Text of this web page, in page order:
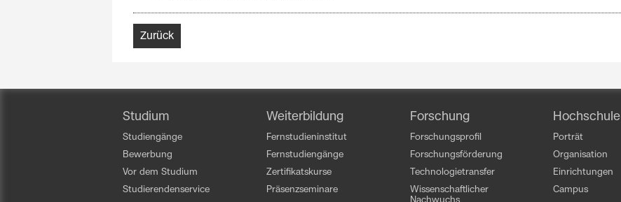
Zurück
Studium
Studiengänge
Bewerbung
Vor dem Studium
Studierendenservice
Weiterbildung
Fernstudieninstitut
Fernstudiengänge
Zertifikatskurse
Präsenzseminare
Forschung
Forschungsprofil
Forschungsförderung
Technologietransfer
Wissenschaftlicher
Nachwuchs
Hochschule
Porträt
Organisation
Einrichtungen
Campus